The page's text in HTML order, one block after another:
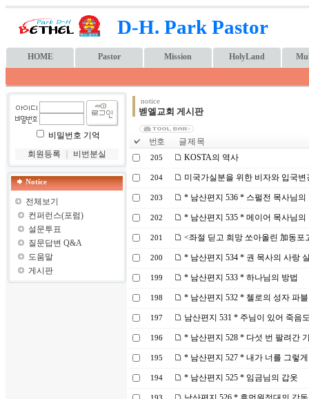
D-H. Park Pastor
HOME Pastor Mission HolyLand
비밀번호 기억
회원등록
비번분실
Notice
전체보기
컨퍼런스(포럼)
설문투표
질문답변 Q&A
도움말
게시판
notice
벧엘교회 게시판
번호 글 제 목
205 KOSTA의 역사
204 미국가실분을 위한 비자와 입국
203 * 남산편지 536 * 스펄전 목사님의
202 * 남산편지 535 * 메이어 목사님의
201 <좌절 딛고 희망 쏘아올린 加동포
200 * 남산편지 534 * 권 목사의 사랑
199 * 남산편지 533 * 하나님의 방법
198 * 남산편지 532 * 첼로의 성자 파
197 남산편지 531 * 주님이 있어 죽음
196 * 남산편지 528 * 다섯 번 팔려간
195 * 남산편지 527 * 내가 너를 그렇
194 * 남산편지 525 * 임금님의 갑옷